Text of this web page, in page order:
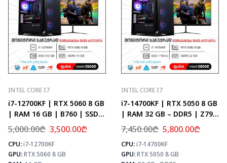
MAX FPS
CS2
435
INTEL CORE I7
i7-12700KF | RTX 5060 8 GB
| RAM 16 GB | B760 | SSD
512 GB
5,000.00₾ 3,500.00₾
CPU:i7-12700KF
GPU:RTX 5060 8 GB
⚡ MAX FPS
CS2
331
INTEL CORE I7
i7-14700KF | RTX 5050 8 GB
| RAM 32 GB – DDR5 | Z790
| SSD 1 TB M.2
7,450.00₾ 5,800.00₾
CPU:i7-14700KF
GPU:RTX 5050 8 GB